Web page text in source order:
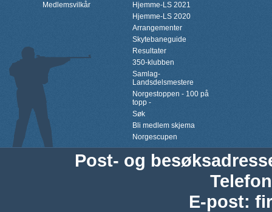
Medlemsvilkår
Hjemme-LS 2021
Hjemme-LS 2020
Arrangementer
Skytebaneguide
Resultater
350-klubben
Samlag-
Landsdelsmestere
Norgestoppen - 100 på
topp -
Søk
Bli medlem skjema
Norgescupen
Post- og
Telefon
E-post: